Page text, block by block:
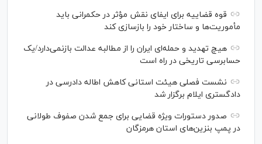
قوه قضاییه برای ایفای نقش مؤثر در حکمرانی باید
مأموریت‌ها و ساختار خود را بازسازی کند
هیچ تهدید و حمله‌ای ایران را از مطالبه عدالت بازنمی‌دارد/یک
حسابرسی تاریخی در راه است
نشست فصلی هیئت استانی کاهش اطاله دادرسی در
دادگستری ایلام برگزار شد
صدور دستورات ویژه قضایی برای جمع شدن صفوف طولانی
در پمپ بنزین‌های استان هرمزگان